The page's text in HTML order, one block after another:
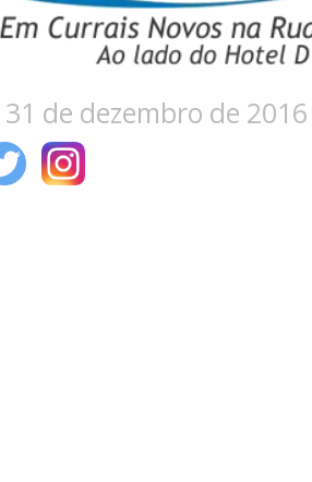
de dezembro de 2016